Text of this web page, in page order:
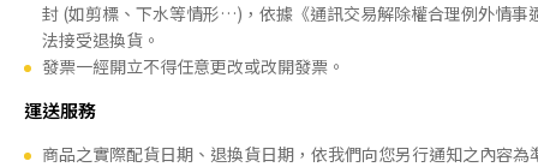
封 (如剪標、下水等情形…)，依據《通訊交易解除權合理例外情事
法接受退換貨。
發票一經開立不得任意更改或改開發票。
運送服務
商品之實際配貨日期、退換貨日期，依我們向您另行通知之內容為